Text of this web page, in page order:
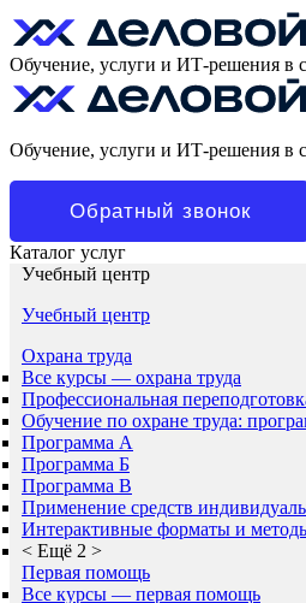
Обучение, услуги и ИТ-решения в
Обучение, услуги и ИТ-решения в
Обратный звонок
Каталог услуг
Учебный центр
Учебный центр
Охрана труда
Все курсы — охрана труда
Профессиональная
Обучение по охране труда:
Программа А
Программа Б
Программа В
Применение средств
Интерактивные форматы и
< Ещё 2 >
Первая помощь
Все курсы — первая помощь